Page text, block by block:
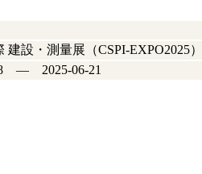
建設・測量展（CSPI-EXPO2025）
― 2025-06-21